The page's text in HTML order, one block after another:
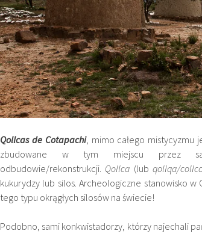
Qollcas de Cotapachi, mimo całego mistycyzmu
zbudowane w tym miejscu przez
odbudowie/rekonstrukcji. Qollca (lubqollqa/
kukurydzy lub silos. Archeologiczne stanowisko w
tego typu okrągłych silosów na świecie!
Podobno, sami konkwistadorzy, którzy najechali